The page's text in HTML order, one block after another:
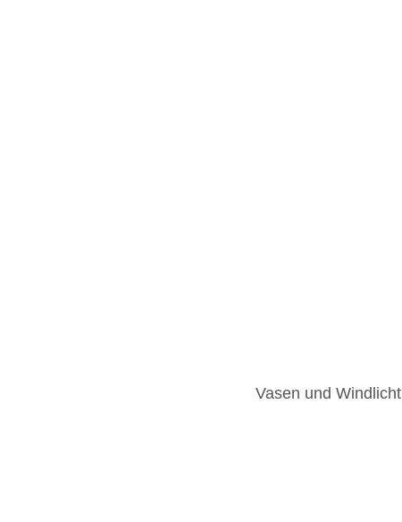
Vasen und Windlicht